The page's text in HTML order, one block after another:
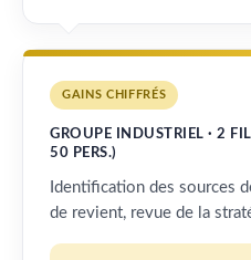
GAINS CHIFFRÉS
GROUPE INDUSTRIEL · 2
50 PERS.)
Identification des sources
de revient, revue de la